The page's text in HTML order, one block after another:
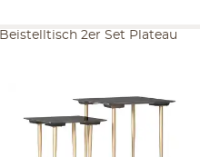
Beistelltisch 2er Set Plateau